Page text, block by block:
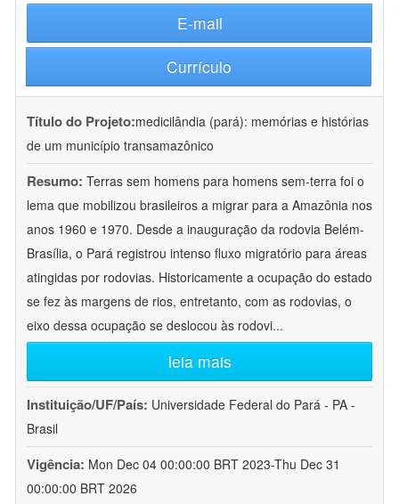
E-mail
Currículo
Título do Projeto:medicilândia (pará): memórias e histórias
de um município transamazônico
Resumo: Terras sem homens para homens sem-terra foi o
lema que mobilizou brasileiros a migrar para a Amazônia nos
anos 1960 e 1970. Desde a inauguração da rodovia Belém-
Brasília, o Pará registrou intenso fluxo migratório para áreas
atingidas por rodovias. Historicamente a ocupação do estado
se fez às margens de rios, entretanto, com as rodovias, o
eixo dessa ocupação se deslocou às rodovi...
leia mais
Instituição/UF/País: Universidade Federal do Pará - PA -
Brasil
Vigência: Mon Dec 04 00:00:00 BRT 2023-Thu Dec 31
00:00:00 BRT 2026